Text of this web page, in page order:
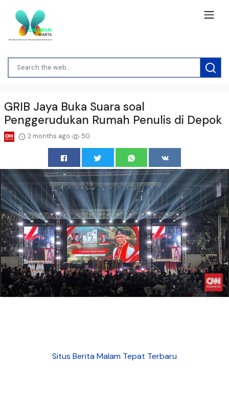
GRIB Jaya Buka Suara soal
Penggerudukan Rumah Penulis di Depok
2 months ago 50
Situs Berita Malam Tepat Terbaru